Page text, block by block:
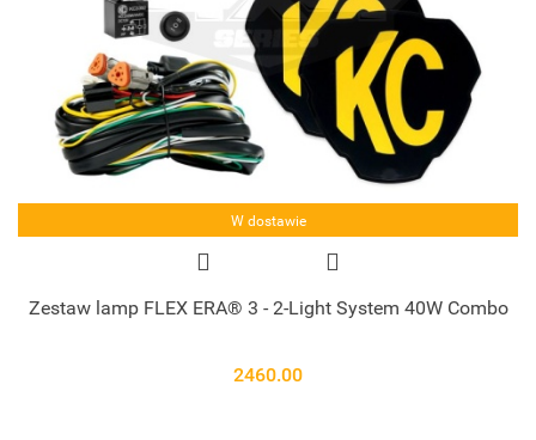
W dostawie
Zestaw lamp FLEX ERA® 3 - 2-Light System 40W Combo
2460.00